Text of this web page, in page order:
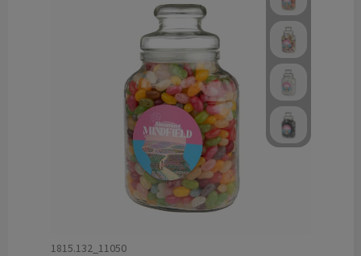
1815.132_11050